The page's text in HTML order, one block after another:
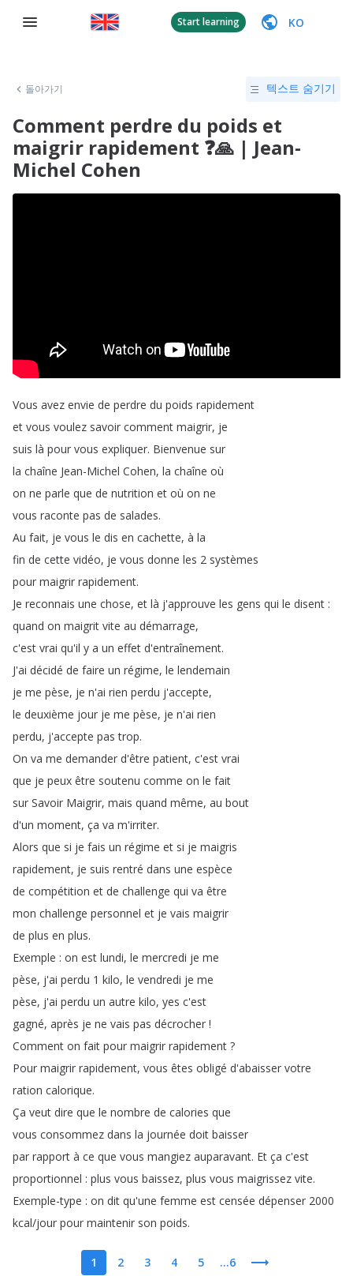
Start learning KO
돌아가기 텍스트 숨기기
Comment perdre du poids et
maigrir rapidement ❓🙏 | Jean-
Michel Cohen
Vous avez envie de perdre du poids rapidement
et vous voulez savoir comment maigrir, je
suis là pour vous expliquer. Bienvenue sur
la chaîne Jean-Michel Cohen, la chaîne où
on ne parle que de nutrition et où on ne
vous raconte pas de salades.
Au fait, je vous le dis en cachette, à la
fin de cette vidéo, je vous donne les 2 systèmes
pour maigrir rapidement.
Je reconnais une chose, et là j'approuve les gens qui le disent :
quand on maigrit vite au démarrage,
c'est vrai qu'il y a un effet d'entraînement.
J'ai décidé de faire un régime, le lendemain
je me pèse, je n'ai rien perdu j'accepte,
le deuxième jour je me pèse, je n'ai rien
perdu, j'accepte pas trop.
On va me demander d'être patient, c'est vrai
que je peux être soutenu comme on le fait
sur Savoir Maigrir, mais quand même, au bout
d'un moment, ça va m'irriter.
Alors que si je fais un régime et si je maigris
rapidement, je suis rentré dans une espèce
de compétition et de challenge qui va être
mon challenge personnel et je vais maigrir
de plus en plus.
Exemple : on est lundi, le mercredi je me
pèse, j'ai perdu 1 kilo, le vendredi je me
pèse, j'ai perdu un autre kilo, yes c'est
gagné, après je ne vais pas décrocher !
Comment on fait pour maigrir rapidement ?
Pour maigrir rapidement, vous êtes obligé d'abaisser votre
ration calorique.
Ça veut dire que le nombre de calories que
vous consommez dans la journée doit baisser
par rapport à ce que vous mangiez auparavant. Et ça c'est
proportionnel : plus vous baissez, plus vous maigrissez vite.
Exemple-type : on dit qu'une femme est censée dépenser 2000
kcal/jour pour maintenir son poids.
1 2 3 4 5 ...6